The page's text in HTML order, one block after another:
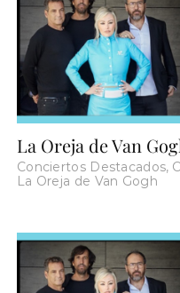
La Oreja de Van
Conciertos Destacados,
La Oreja de Van Gogh